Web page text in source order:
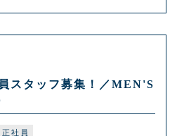
スタッフ募集！／MEN'S
正社員